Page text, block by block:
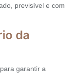
previsível e com
da
garantir a